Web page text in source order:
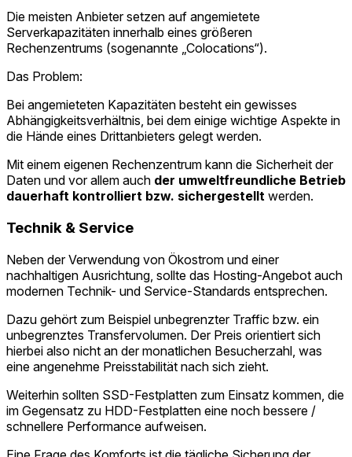
Die meisten Anbieter setzen auf angemietete
Serverkapazitäten innerhalb eines größeren
Rechenzentrums (sogenannte „Colocations“).
Das Problem:
Bei angemieteten Kapazitäten besteht ein gewisses
Abhängigkeitsverhältnis, bei dem einige wichtige Aspekte in
die Hände eines Drittanbieters gelegt werden.
Mit einem eigenen Rechenzentrum kann die Sicherheit der
Daten und vor allem auch der umweltfreundliche Betrieb
dauerhaft kontrolliert bzw. sichergestellt werden.
Technik & Service
Neben der Verwendung von Ökostrom und einer
nachhaltigen Ausrichtung, sollte das Hosting-Angebot auch
modernen Technik- und Service-Standards entsprechen.
Dazu gehört zum Beispiel unbegrenzter Traffic bzw. ein
unbegrenztes Transfervolumen. Der Preis orientiert sich
hierbei also nicht an der monatlichen Besucherzahl, was
eine angenehme Preisstabilität nach sich zieht.
Weiterhin sollten SSD-Festplatten zum Einsatz kommen, die
im Gegensatz zu HDD-Festplatten eine noch bessere /
schnellere Performance aufweisen.